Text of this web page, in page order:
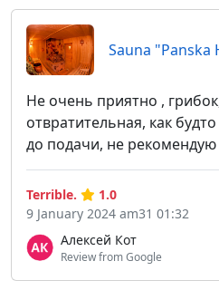
Sauna "Panska
Не очень приятно ,
отвратительная, как
до подачи, не рекомендую
Алексей Кот
Review from Google
Terrible.
1.0
9 January 2024 am31 01:32